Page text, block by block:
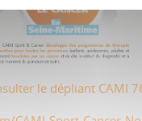
le dépliant CAMI